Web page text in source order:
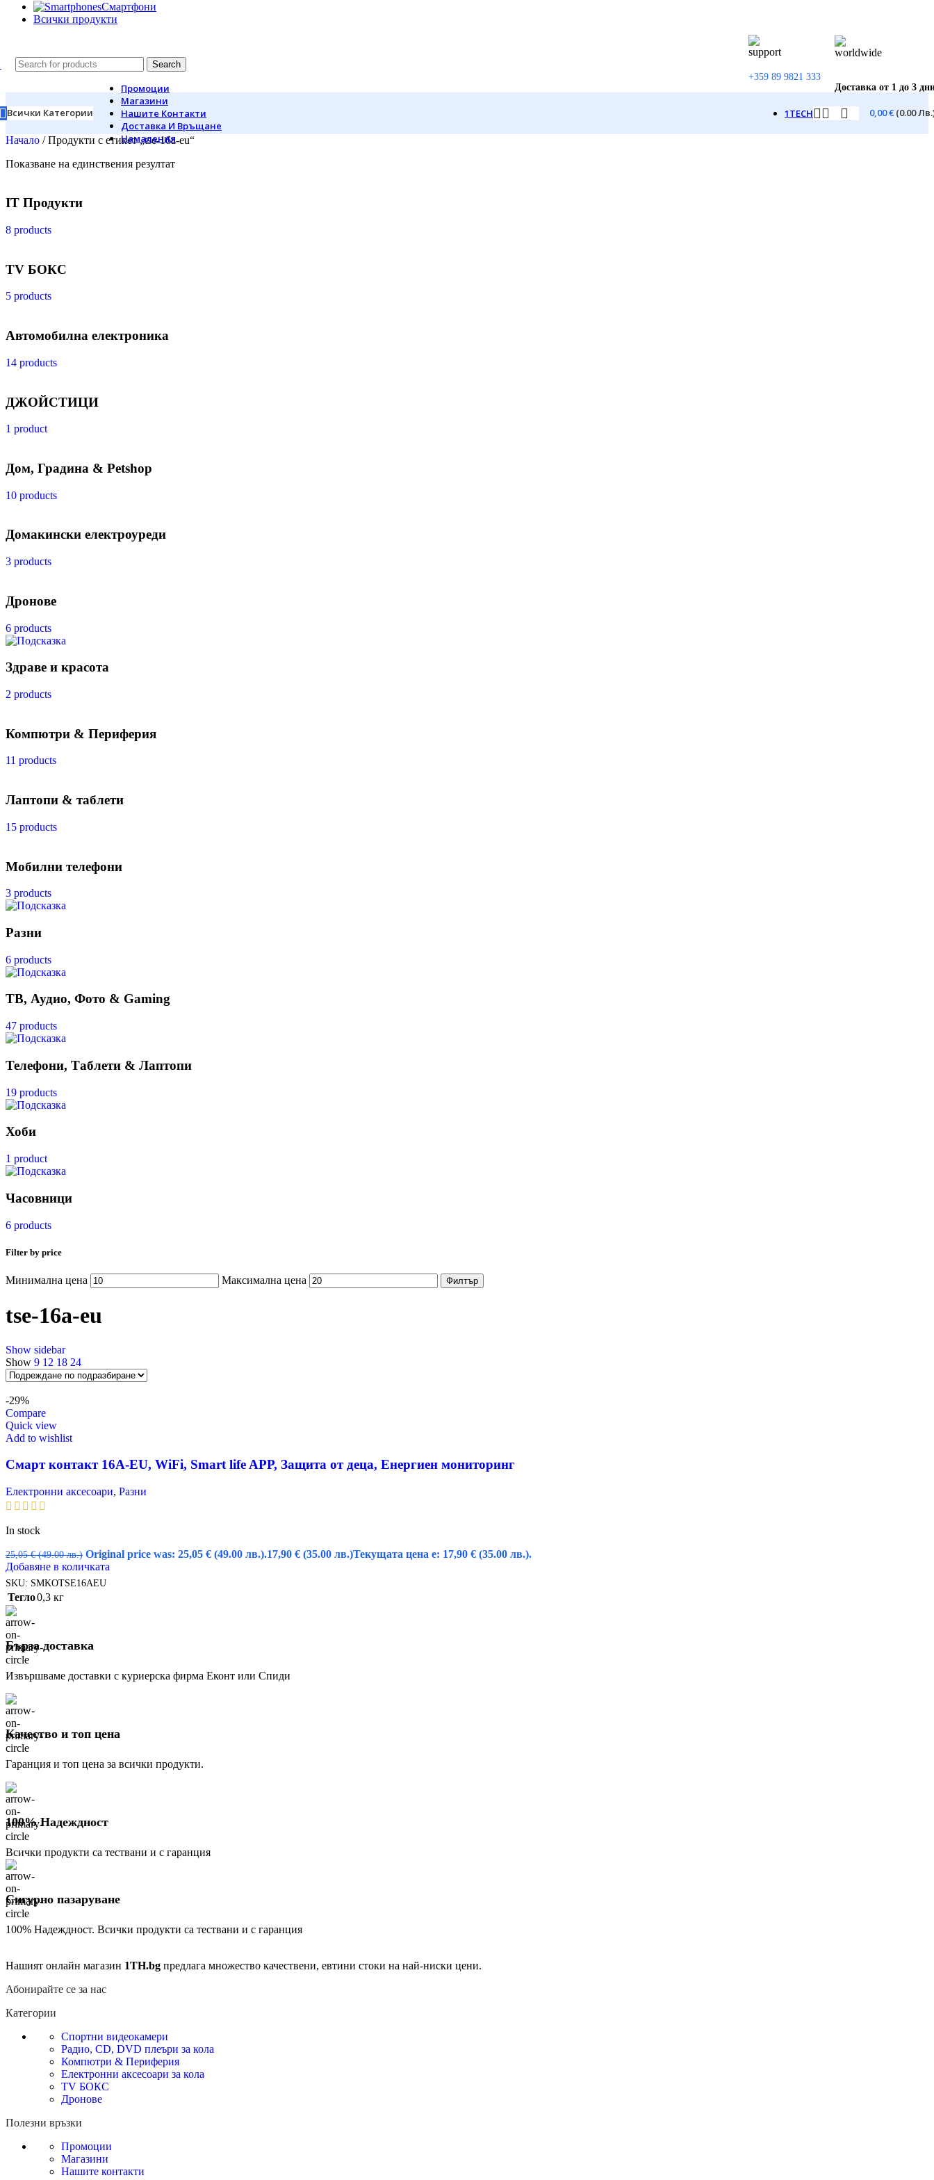
Смартфони
Всички продукти
Search
+359 89 9821 333
Доставка от 1 до 3
Всички Категории
Промоции
Магазини
Нашите Контакти
Доставка И Връщане
Намаления
1TECH 0,00€ (0.00
Начало / Продукти с етикет „tse-16a-eu“
Показване на единствения резултат
IT Продукти
8 products
TV БОКС
5 products
Автомобилна електроника
14 products
ДЖОЙСТИЦИ
1 product
Дом, Градина & Petshop
10 products
Домакински електроуреди
3 products
Дронове
6 products
Здраве и красота
2 products
Компютри & Периферия
11 products
Лаптопи & таблети
15 products
Мобилни телефони
3 products
Разни
6 products
ТВ, Аудио, Фото & Gaming
47 products
Телефони, Таблети & Лаптопи
19 products
Хоби
1 product
Часовници
6 products
Filter by price
Минимална цена Максимална цена Филтър
tse-16a-eu
Show sidebar
Show 9 12 18 24
-29%
Compare
Quick view
Add to wishlist
Смарт контакт 16A-EU, WiFi, Smart life APP, Защита от деца, Енергиен мониторинг
Електронни аксесоари, Разни
In stock
25,05€ (49.00 лв.) Original price was: 25,05 € (49.00 лв.).17,90 € (35.00 лв.)Текущата цена е: 17,90 € (35.00 лв.).
Добавяне в количката
SKU: SMKOTSE16AEU
Тегло0,3 кг
Бърза доставка
Извършваме доставки с куриерска фирма Еконт или Спиди
Качество и топ цена
Гаранция и топ цена за всички продукти.
100% Надеждност
Всички продукти са тествани и с гаранция
Сигурно пазаруване
100% Надеждност. Всички продукти са тествани и с гаранция
Нашият онлайн магазин 1TH.bg предлага множество качествени, евтини стоки на най-ниски цени.
Абонирайте се за нас
Категории
Спортни видеокамери
Радио, CD, DVD плеъри за кола
Компютри & Периферия
Електронни аксесоари за кола
TV БОКС
Дронове
Полезни връзки
Промоции
Магазини
Нашите контакти